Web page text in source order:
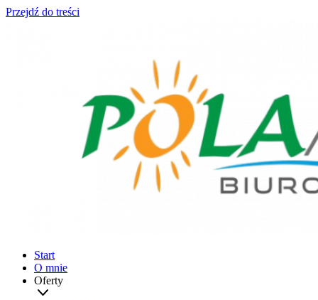
Przejdź do treści
Start
O mnie
Oferty